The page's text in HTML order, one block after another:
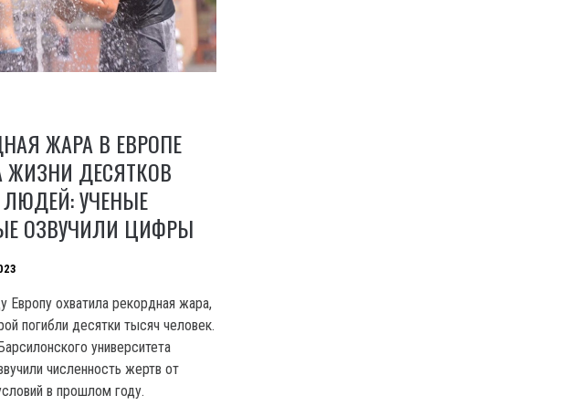
ЖАРА В ЕВРОПЕ
ЖИЗНИ ДЕСЯТКОВ
УЧЕНЫЕ
ОЗВУЧИЛИ ЦИФРЫ
Европу охватила рекордная жара,
погибли десятки тысяч человек.
университета
численность жертв от
в прошлом году.